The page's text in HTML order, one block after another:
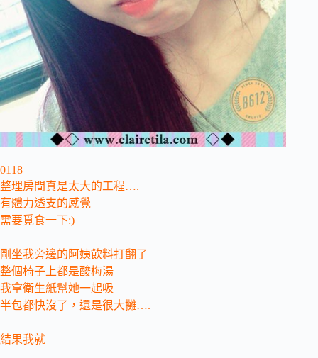
0118
整理房間真是太大的工程….
有體力透支的感覺
需要覓食一下:)
剛坐我旁邊的阿姨飲料打翻了
整個椅子上都是酸梅湯
我拿衛生紙幫她一起吸
半包都快沒了，還是很大攤….
結果我就